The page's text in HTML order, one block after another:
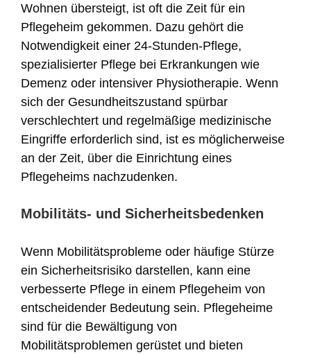
Wohnen übersteigt, ist oft die Zeit für ein
Pflegeheim gekommen. Dazu gehört die
Notwendigkeit einer 24-Stunden-Pflege,
spezialisierter Pflege bei Erkrankungen wie
Demenz oder intensiver Physiotherapie. Wenn
sich der Gesundheitszustand spürbar
verschlechtert und regelmäßige medizinische
Eingriffe erforderlich sind, ist es möglicherweise
an der Zeit, über die Einrichtung eines
Pflegeheims nachzudenken.
Mobilitäts- und Sicherheitsbedenken
Wenn Mobilitätsprobleme oder häufige Stürze
ein Sicherheitsrisiko darstellen, kann eine
verbesserte Pflege in einem Pflegeheim von
entscheidender Bedeutung sein. Pflegeheime
sind für die Bewältigung von
Mobilitätsproblemen gerüstet und bieten